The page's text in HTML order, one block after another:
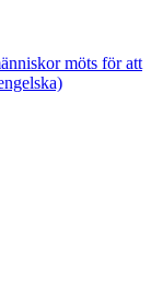
möts för att